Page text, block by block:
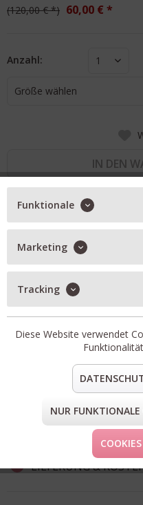
120,00 € * 60,00 € *
Anzahl: 1
Größe wählen
IN DEN
BESCHREIBUNG
Love Joy Victory Sweat
elastischer Gummibund
Rüschen am Beinende
Eingriffstaschen
Artikel-Nr.:
102-611-
fällt
Material:
100% Bio-
teilen
pin it
FORM & GRÖSSE
LIEFERUNG &
Funktionale
Marketing
Tracking
Diese Website verwendet
NUR FUNKTIONALE